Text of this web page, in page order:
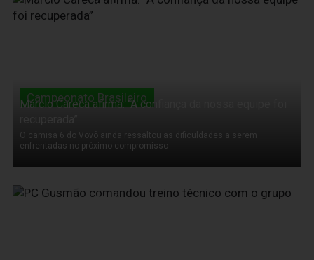
22 de Agosto de 2012
Campeonato Brasileiro
Márcio Careca afirma: “A confiança da nossa equipe foi
O camisa 6 do Vovô ainda ressaltou as dificuldades a serem
enfrentadas no próximo compromisso
22 de Agosto de 2012